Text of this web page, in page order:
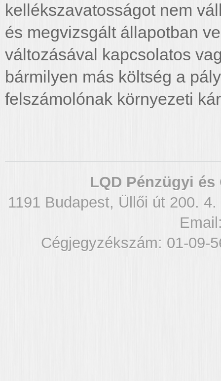
kellékszavatosságot nem
és megvizsgált állapotban
változásával kapcsolatos
bármilyen más költség a
felszámolónak környezeti
LQD Pénzügyi
1191 Budapest, Üllői út 200.
Cégjegyzékszám: 01-09-